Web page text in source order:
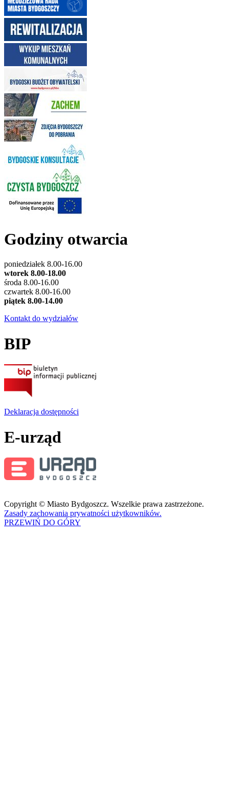
Godziny otwarcia
poniedziałek 8.00-16.00
wtorek 8.00-18.00
środa 8.00-16.00
czwartek 8.00-16.00
piątek 8.00-14.00
Kontakt do wydziałów
BIP
Deklaracja dostępności
E-urząd
Copyright © Miasto Bydgoszcz. Wszelkie prawa zastrzeżone.
Zasady zachowania prywatności użytkowników.
PRZEWIŃ DO GÓRY